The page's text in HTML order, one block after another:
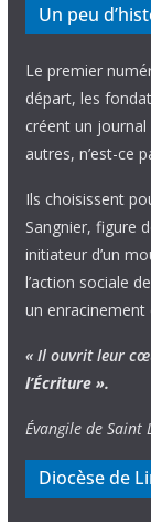
Un peu
Le premier
départ, les
créent un
autres, n’est-ce
Ils choisissent
Sangnier, figure
initiateur d’un
l’action sociale
un
« Il ouvrit leur
l’Écriture ».
Évangile de Saint
Diocèse de